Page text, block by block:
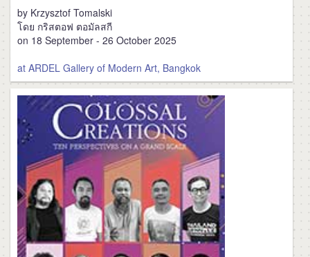
by Krzysztof Tomalski
โดย กริสตอฟ ตอมัลสกี
on 18 September - 26 October 2025
at ARDEL Gallery of Modern Art, Bangkok